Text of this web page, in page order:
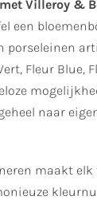
Villeroy &
een
porseleinen
Fleur Blue,
naar
maakt